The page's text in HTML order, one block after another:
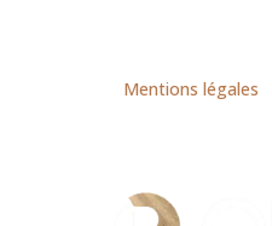
Mentions légales